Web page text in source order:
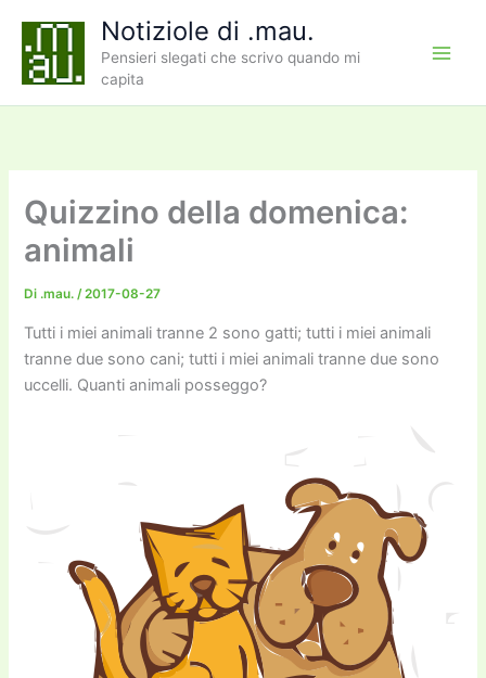
contenuto
Notiziole di .mau.
Pensieri slegati che scrivo quando mi
capita
Quizzino della domenica:
animali
Di .mau./2017-08-27
Tutti i miei animali tranne 2 sono gatti; tutti i miei animali
tranne due sono cani; tutti i miei animali tranne due sono
uccelli. Quanti animali posseggo?